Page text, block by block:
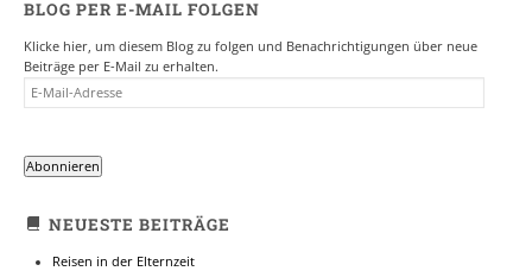
BLOG PER E-MAIL FOLGEN
Klicke hier, um diesem Blog zu folgen und Benachrichtigungen über neue
Beiträge per E-Mail zu erhalten.
E-
MAIL-
Abonnieren
NEUESTE BEITRÄGE
Reisen in der Elternzeit